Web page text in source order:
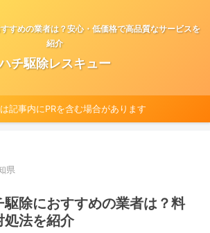
すめの業者は？安心・低価格で高品質なサービスを
紹介
チ駆除レスキュー
記事内にPRを含む場合があります
県
駆除におすすめの業者は？料
処法を紹介